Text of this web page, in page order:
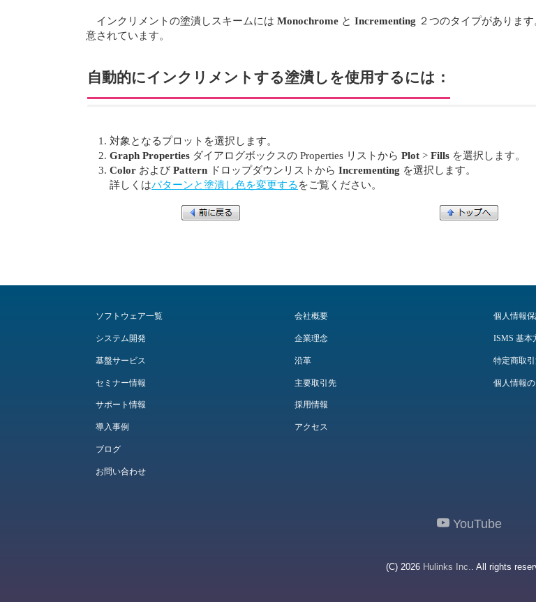
インクリメントの塗潰しスキームにはMonochrome とIncrementing ２つのタイプがありま
意されています。
自動的にインクリメントする塗潰しを使用するには：
対象となるプロットを選択します。
Graph Properties ダイアログボックスの Properties リストから Plot > Fills を選択します。
Color および Pattern ドロップダウンリストから Incrementing を選択します。
詳しくはパターンと塗潰し色を変更する をご覧ください。
ソフトウェア一覧
システム開発
基盤サービス
セミナー情報
サポート情報
導入事例
ブログ
お問い合わせ
会社概要
企業理念
沿革
主要取引先
採用情報
アクセス
個人情報
ISMS 基本
特定商取
個人情報
YouTube
(C) 2026 Hulinks Inc. . All rights